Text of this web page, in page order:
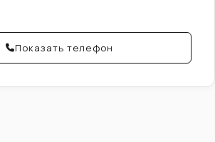
Показать телефон